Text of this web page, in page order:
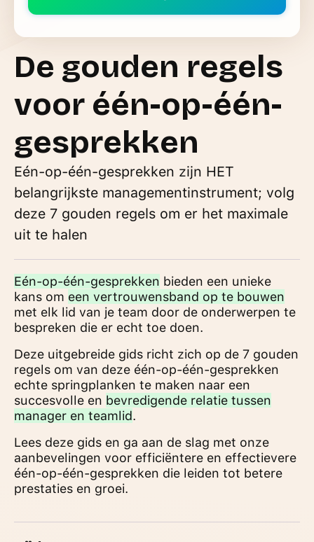
De gouden regels
voor één-op-één-
gesprekken
Eén-op-één-gesprekken zijn HET
belangrijkste managementinstrument; volg
deze 7 gouden regels om er het maximale
uit te halen
Eén-op-één-gesprekken bieden een unieke
kans om een vertrouwensband op te bouwen
met elk lid van je team door de onderwerpen te
bespreken die er echt toe doen.
Deze uitgebreide gids richt zich op de 7 gouden
regels om van deze één-op-één-gesprekken
echte springplanken te maken naar een
succesvolle en bevredigende relatie tussen
manager en teamlid.
Lees deze gids en ga aan de slag met onze
aanbevelingen voor efficiëntere en effectievere
één-op-één-gesprekken die leiden tot betere
prestaties en groei.